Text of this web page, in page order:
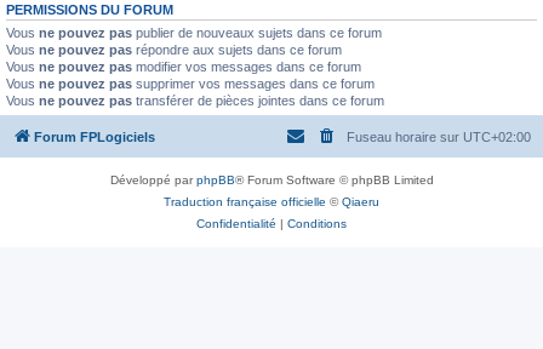
PERMISSIONS DU FORUM
Vous ne pouvez pas publier de nouveaux sujets dans ce forum
Vous ne pouvez pas répondre aux sujets dans ce forum
Vous ne pouvez pas modifier vos messages dans ce forum
Vous ne pouvez pas supprimer vos messages dans ce forum
Vous ne pouvez pas transférer de pièces jointes dans ce forum
Forum FPLogiciels Fuseau horaire sur UTC+02:00
Développé parphpBB® Forum Software © phpBB Limited
Traduction française officielle ©Qiaeru
Confidentialité | Conditions